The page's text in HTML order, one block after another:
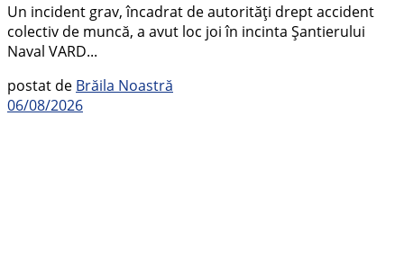
Un incident grav, încadrat de autorități drept accident
colectiv de muncă, a avut loc joi în incinta Șantierului
Naval VARD...
postat de Brăila Noastră
06/08/2026